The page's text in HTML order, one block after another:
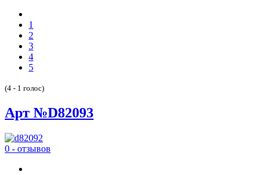
1
2
3
4
5
(4 - 1 голос)
Арт №D82093
0 - отзывов